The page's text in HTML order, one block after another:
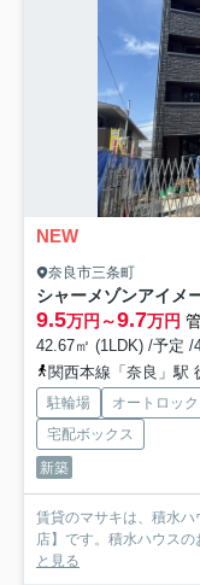
NEW
奈良市三条町
シャーメゾンアイメ
9.5万円～9.7万円
42.67㎡ (1LDK) /予定 /
関西本線「奈良」駅
駐輪場 オートロック
宅配ボックス
新築
賃貸のマサキは、積水
店】です。積水ハウス
と見る